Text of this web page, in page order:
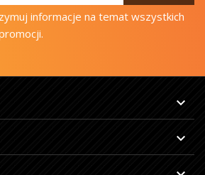
informacje na temat wszystkich

